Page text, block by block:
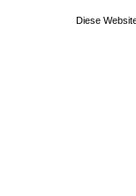
Diese